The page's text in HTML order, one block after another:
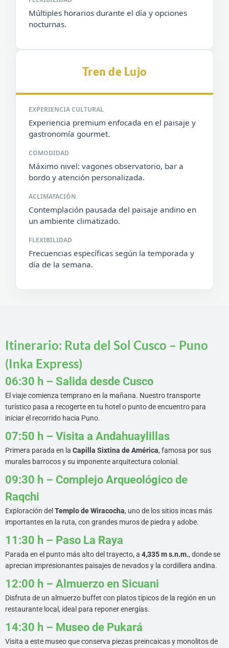
Múltiples horarios durante el día y opciones
nocturnas.
Tren de Lujo
EXPERIENCIA CULTURAL
Experiencia premium enfocada en el paisaje y
gastronomía gourmet.
COMODIDAD
Máximo nivel: vagones observatorio, bar a
bordo y atención personalizada.
ACLIMATACIÓN
Contemplación pausada del paisaje andino en
un ambiente climatizado.
FLEXIBILIDAD
Frecuencias específicas según la temporada y
día de la semana.
Itinerario: Ruta del Sol Cusco – Puno
(Inka Express)
06:30 h – Salida desde Cusco
El viaje comienza temprano en la mañana. Nuestro transporte
turístico pasa a recogerte en tu hotel o punto de encuentro para
iniciar el recorrido hacia Puno.
07:50 h – Visita a Andahuaylillas
Primera parada en la Capilla Sixtina de América, famosa por sus
murales barrocos y su imponente arquitectura colonial.
09:30 h – Complejo Arqueológico de
Raqchi
Exploración del Templo de Wiracocha, uno de los sitios incas más
importantes en la ruta, con grandes muros de piedra y adobe.
11:30 h – Paso La Raya
Parada en el punto más alto del trayecto, a 4,335 m s.n.m., donde se
aprecian impresionantes paisajes de nevados y la cordillera andina.
12:00 h – Almuerzo en Sicuani
Disfruta de un almuerzo buffet con platos típicos de la región en un
restaurante local, ideal para reponer energías.
14:30 h – Museo de Pukará
Visita a este museo que conserva piezas preincaicas y monolitos de